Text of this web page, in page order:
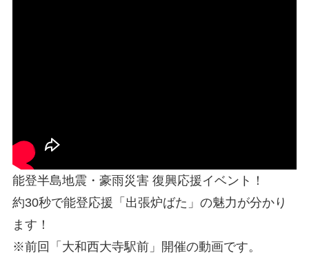
能登半島地震・豪雨災害 復興応援イベント！
約30秒で能登応援「出張炉ばた」の魅力が分かり
ます！
※前回「大和西大寺駅前」開催の動画です。